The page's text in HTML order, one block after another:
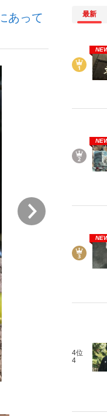
が悲しい」『北の国から』
資産運用のすべて
あって
最新
4位
4